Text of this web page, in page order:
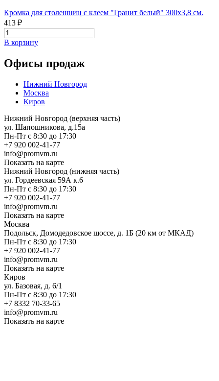
Кромка для столешниц с клеем "Гранит белый" 300х3,8 см.
413 ₽
В корзину
Офисы продаж
Нижний Новгород
Москва
Киров
Нижний Новгород (верхняя часть)
ул. Шапошникова, д.15а
Пн-Пт с 8:30 до 17:30
+7 920 002-41-77
info@promvm.ru
Показать на карте
Нижний Новгород (нижняя часть)
ул. Гордеевская 59А к.6
Пн-Пт с 8:30 до 17:30
+7 920 002-41-77
info@promvm.ru
Показать на карте
Москва
Подольск, Домодедовское шоссе, д. 1Б (20 км от МКАД)
Пн-Пт с 8:30 до 17:30
+7 920 002-41-77
info@promvm.ru
Показать на карте
Киров
ул. Базовая, д. 6/1
Пн-Пт с 8:30 до 17:30
+7 8332 70-33-65
info@promvm.ru
Показать на карте